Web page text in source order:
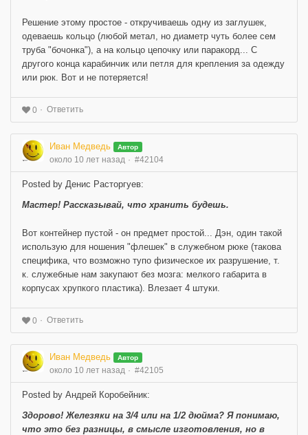
Решение этому простое - откручиваешь одну из заглушек,
одеваешь кольцо (любой метал, но диаметр чуть более сем
труба "бочонка"), а на кольцо цепочку или паракорд... С
другого конца карабинчик или петля для крепления за одежду
или рюк. Вот и не потеряется!
0 Ответить
Иван Медведь Автор
около 10 лет назад #42104
Posted by Денис Расторгуев:
Мастер! Рассказывай, что хранить будешь.
Вот контейнер пустой - он предмет простой... Дэн, один такой
использую для ношения "флешек" в служебном рюке (такова
специфика, что возможно тупо физическое их разрушение, т.
к. служебные нам закупают без мозга: мелкого габарита в
корпусах хрупкого пластика). Влезает 4 штуки.
0 Ответить
Иван Медведь Автор
около 10 лет назад #42105
Posted by Андрей Коробейник:
Здорово! Железяки на 3/4 или на 1/2 дюйма? Я понимаю,
что это без разницы, в смысле изготовления, но в